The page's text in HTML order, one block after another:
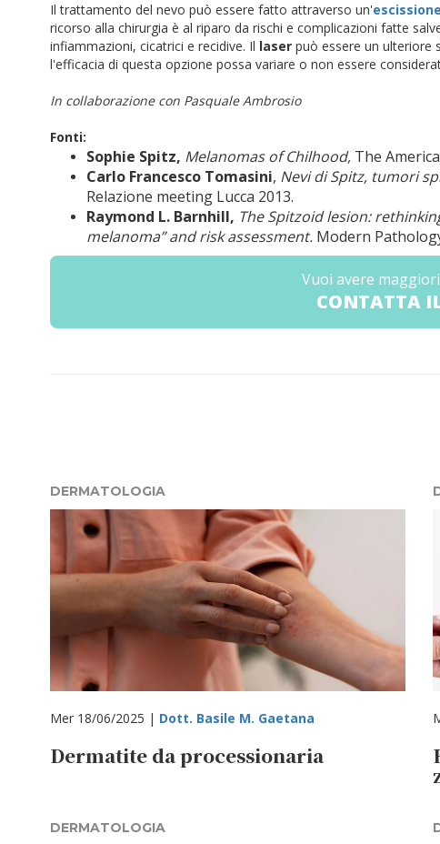
Il trattamento del nevo può essere fatto attraverso un'
ricorso alla chirurgia è al riparo da rischi e complicazioni fatte
infiammazioni, cicatrici e recidive. Il laser può essere un ulteriore
l'efficacia di questa opzione possa variare o non essere
In collaborazione con Pasquale Ambrosio
Fonti:
Sophie Spitz, Melanomas of Chilhood, The
Carlo Francesco Tomasini, Nevi di Spitz, tumori
Relazione meeting Lucca 2013.
Raymond L. Barnhill, The Spitzoid lesion:
melanoma” and risk assessment. Modern
Vuoi avere
CONTATTA
DERMATOLOGIA
Mer 18/06/2025 | Dott. Basile M. Gaetana
Dermatite da processionaria
DERMATOLOGIA